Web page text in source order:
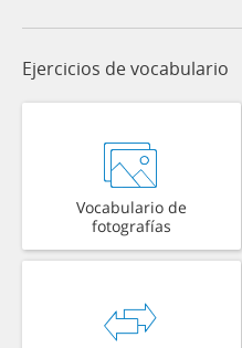
Ejercicios de vocabulario
Vocabulario de
fotografías